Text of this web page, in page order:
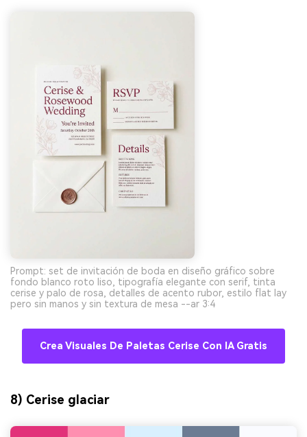
Prompt: set de invitación de boda en diseño gráfico sobre
fondo blanco roto liso, tipografía elegante con serif, tinta
cerise y palo de rosa, detalles de acento rubor, estilo flat lay
pero sin manos y sin textura de mesa --ar 3:4
Crea Visuales De Paletas Cerise Con IA Gratis
8) Cerise glaciar